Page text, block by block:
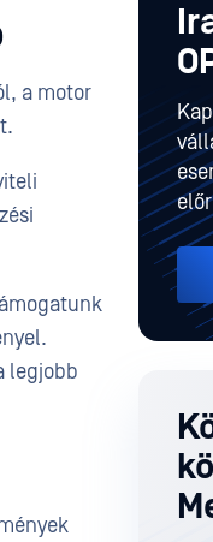
a motor
legjobb